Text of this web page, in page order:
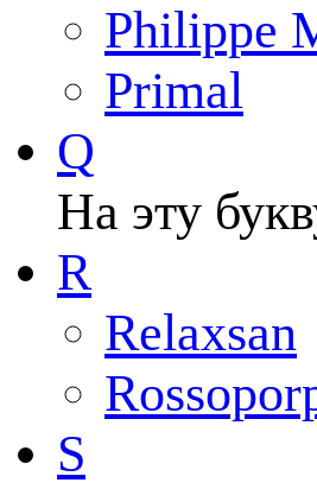
Philippe
Primal
Q
На эту
R
Relaxsan
S